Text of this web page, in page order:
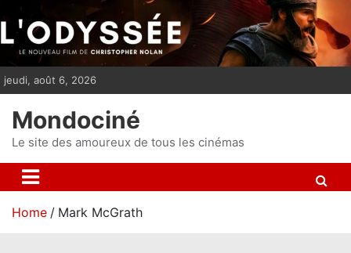
i
p
t
n
t
jeudi, août 6, 2026
Mondociné
Le site des amoureux de tous les cinémas
Home Mark McGrath